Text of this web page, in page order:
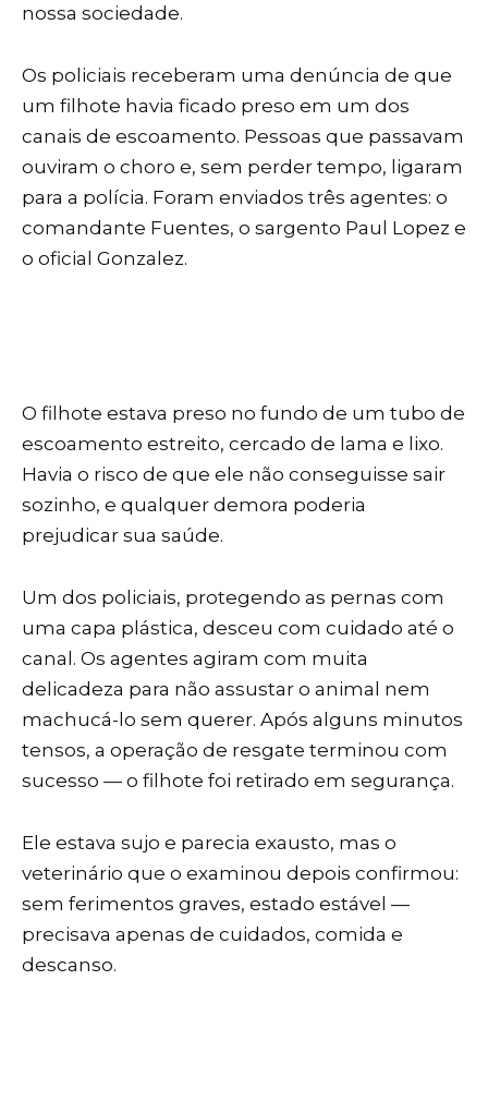
nossa sociedade.
Os policiais receberam uma denúncia de que
um filhote havia ficado preso em um dos
canais de escoamento. Pessoas que passavam
ouviram o choro e, sem perder tempo, ligaram
para a polícia. Foram enviados três agentes: o
comandante Fuentes, o sargento Paul Lopez e
o oficial Gonzalez.
O filhote estava preso no fundo de um tubo de
escoamento estreito, cercado de lama e lixo.
Havia o risco de que ele não conseguisse sair
sozinho, e qualquer demora poderia
prejudicar sua saúde.
Um dos policiais, protegendo as pernas com
uma capa plástica, desceu com cuidado até o
canal. Os agentes agiram com muita
delicadeza para não assustar o animal nem
machucá-lo sem querer. Após alguns minutos
tensos, a operação de resgate terminou com
sucesso — o filhote foi retirado em segurança.
Ele estava sujo e parecia exausto, mas o
veterinário que o examinou depois confirmou:
sem ferimentos graves, estado estável —
precisava apenas de cuidados, comida e
descanso.